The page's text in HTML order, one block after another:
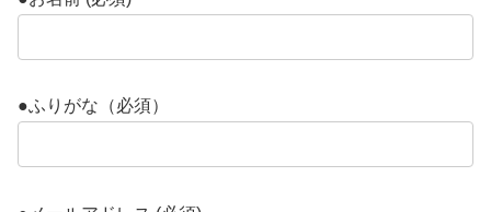
●ふりがな（必須）